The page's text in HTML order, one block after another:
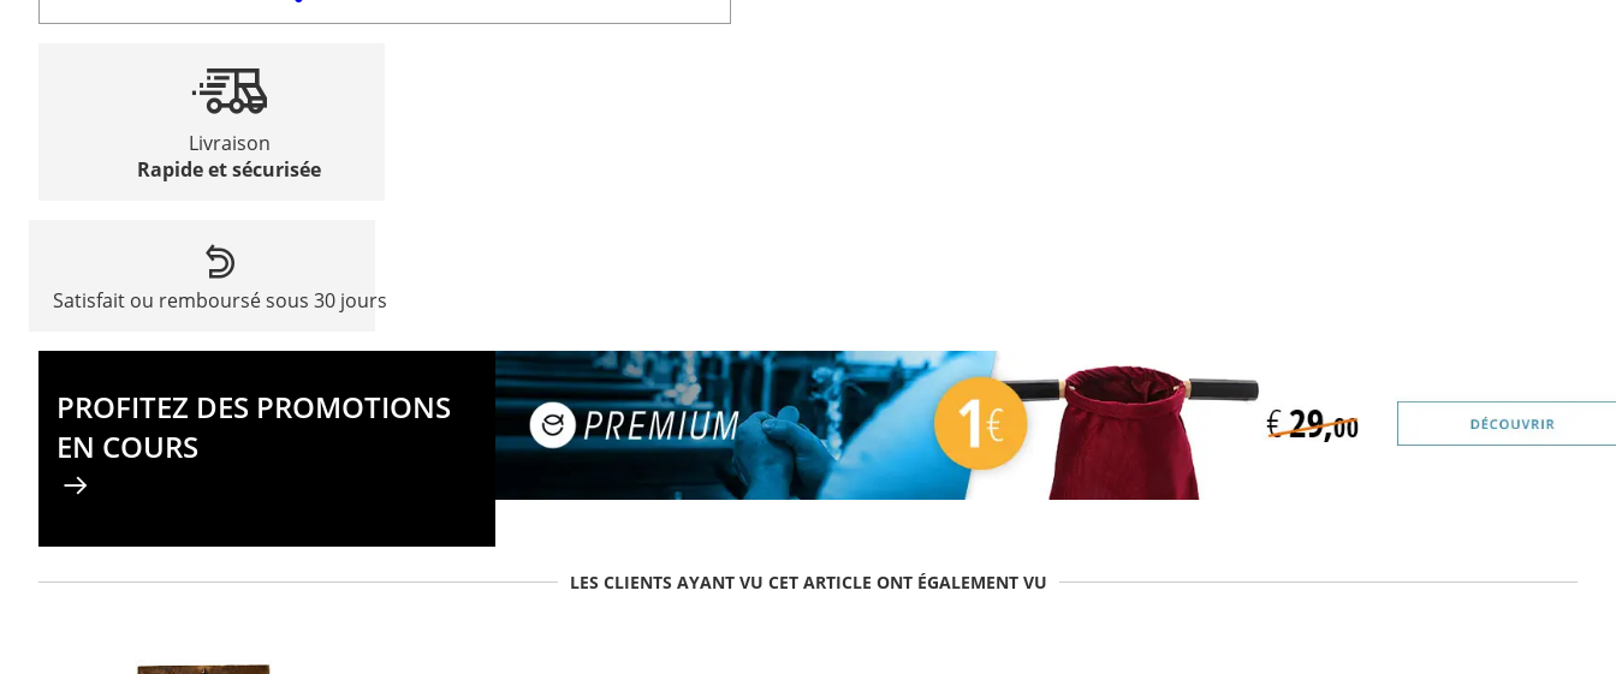
Livraison
Rapide et sécurisée
Satisfait ou remboursé sous 30 jours
PROFITEZ DES PROMOTIONS
EN COURS
LES CLIENTS AYANT VU CET ARTICLE ONT ÉGALEMENT VU